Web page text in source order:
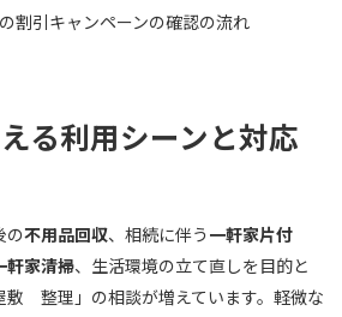
割引キャンペーンの確認の流れ
る利用シーンと対応
の不用品回収、相続に伴う 一軒家片付
軒家清掃、生活環境の立て直しを目的と
敷 整理」の相談が増えています。軽微な